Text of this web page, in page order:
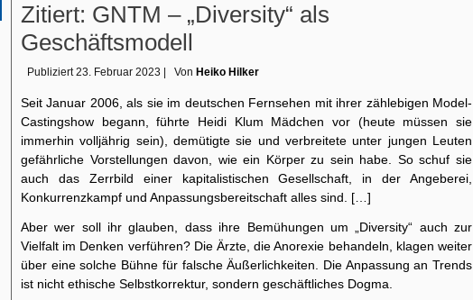
Zitiert: GNTM – „Diversity“ als
Geschäftsmodell
Publiziert 23. Februar 2023 Von Heiko Hilker
Seit Januar 2006, als sie im deutschen Fernsehen mit ihrer zählebigen Model-
Castingshow begann, führte Heidi Klum Mädchen vor (heute müssen sie
immerhin volljährig sein), demütigte sie und verbreitete unter jungen Leuten
gefährliche Vorstellungen davon, wie ein Körper zu sein habe. So schuf sie
auch das Zerrbild einer kapitalistischen Gesellschaft, in der Angeberei,
Konkurrenzkampf und Anpassungsbereitschaft alles sind. […]
Aber wer soll ihr glauben, dass ihre Bemühungen um „Diversity“ auch zur
Vielfalt im Denken verführen? Die Ärzte, die Anorexie behandeln, klagen weiter
über eine solche Bühne für falsche Äußerlichkeiten. Die Anpassung an Trends
ist nicht ethische Selbstkorrektur, sondern geschäftliches Dogma.